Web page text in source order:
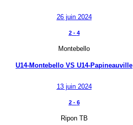
26 juin 2024
2- 4
Montebello
U14-Montebello VS U14-Papineauville
13 juin 2024
2- 6
Ripon TB